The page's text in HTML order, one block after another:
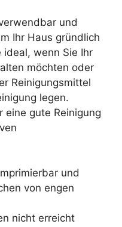
und
Ihr Haus gründlich
ideal, wenn Sie Ihr
möchten oder
Reinigungsmittel
legen.
eine gute Reinigung
und
von engen
nicht erreicht